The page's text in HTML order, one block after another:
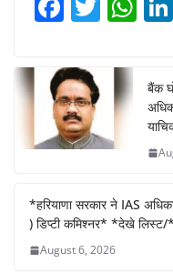
c
e
b
o
k
itt
er s
A
p
बैंक
*हरियाणा सरकार ने IAS
) डिप्टी कमिश्नर* *देखे लिस्ट/*
August 6, 2026